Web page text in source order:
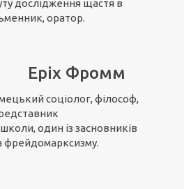
дослідження щастя в
оратор.
Еріх Фромм
соціолог, філософ,
один із засновників
фрейдомарксизму.